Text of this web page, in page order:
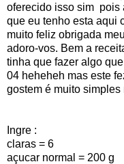
oferecido isso sim pois
que eu tenho esta aqui
muito feliz obrigada
adoro-vos. Bem a
tinha que fazer algo
04 heheheh mas este
gostem é muito
Ingre :
claras = 6
açucar normal = 200 g